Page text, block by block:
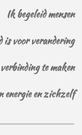
Ik begeleid mensen
is voor verandering
te maken
energie en zichzelf